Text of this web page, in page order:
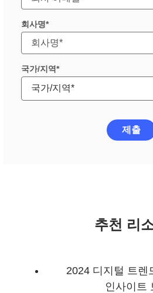
회사명
국가/지역
제출
추천 리
2024 디지털 트
인사이트